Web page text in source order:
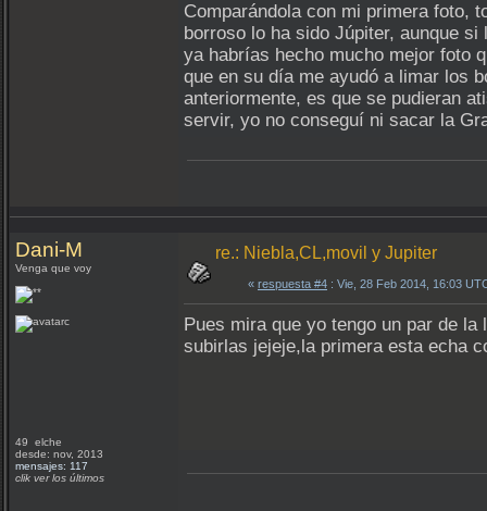
Comparándola con mi primera foto,
borroso lo ha sido Júpiter, aunque
ya habrías hecho mucho mejor foto
que en su día me ayudó a limar los
anteriormente, es que se pudieran
servir, yo no conseguí ni sacar la
Dani-M
Venga que voy
49 elche
desde: nov, 2013
mensajes: 117
clik ver los últimos
re.: Niebla,CL,movil y Jupiter
« respuesta #4 : Vie, 28 Feb 2014, 16:03
Pues mira que yo tengo un par de
subirlas jejeje,la primera esta echa